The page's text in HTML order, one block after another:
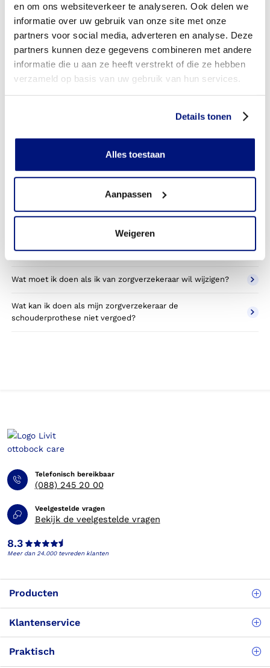
en om ons websiteverkeer te analyseren. Ook delen we
informatie over uw gebruik van onze site met onze
partners voor social media, adverteren en analyse. Deze
partners kunnen deze gegevens combineren met andere
informatie die u aan ze heeft verstrekt of die ze hebben
verzameld op basis van uw gebruik van hun services.
Details tonen
Alles toestaan
Aanpassen
Weigeren
Is de schouderprothese mijn eigendom?
Wordt de schouderprothese geleverd onder de bruikleen
of lease regeling van uw zorgverzekering?
Wanneer mag mijn schouderprothese vervangen worden?
Heb ik voor de vergoeding van mijn schouderprothese
toestemming nodig van mijn zorgverzekeraar?
Kan ik een reserve schouderprothese vergoed krijgen?
Wat valt er binnen de vergoeding van een
Wordt een schouderprothese die ik gebruik voor sporten
Betaal ik een eigen bijdrage voor de schouderprothese?
Wat moet ik doen als ik van zorgverzekeraar wil wijzigen?
Wat kan ik doen als mijn zorgverzekeraar de
schouderprothese niet vergoed?
Telefonisch bereikbaar
(088) 245 20 00
Veelgestelde vragen
Bekijk de veelgestelde vragen
8.3
Meer dan 24.000 tevreden klanten
Producten
Klantenservice
Praktisch